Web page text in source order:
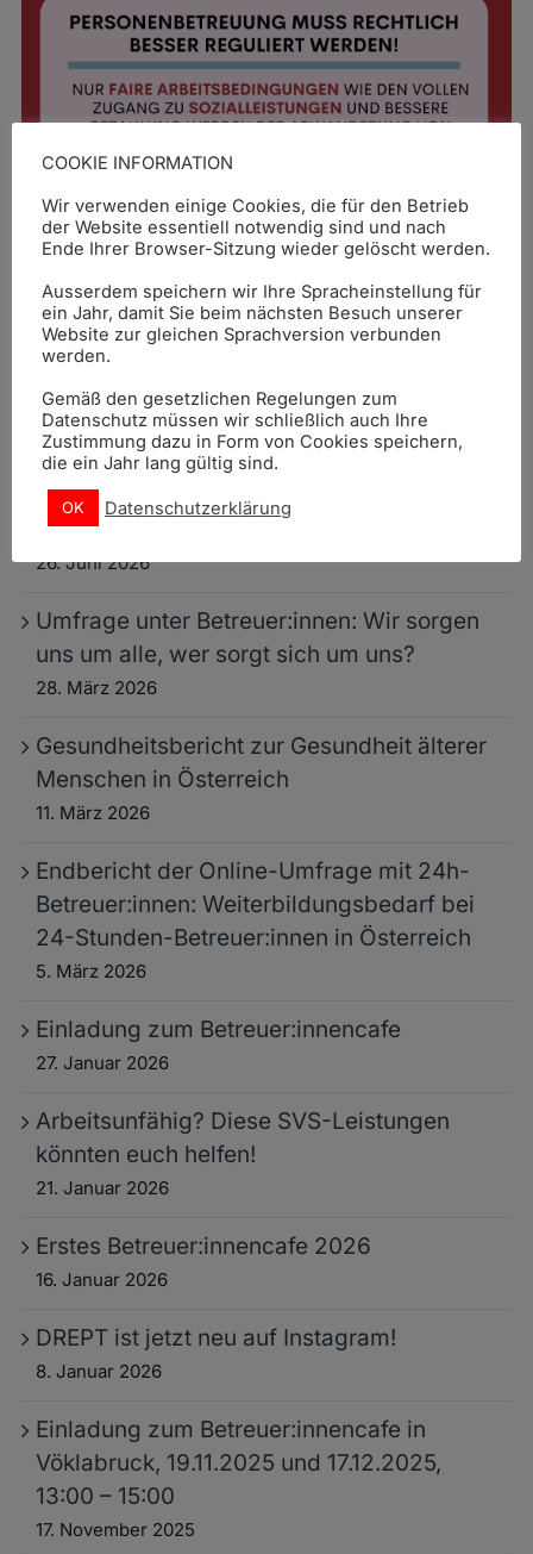
27-05-2025
News
IG24 – Laut und präsent vor dem
Sozialministerium in Wien!
26. Juni 2026
Umfrage unter Betreuer:innen: Wir sorgen
uns um alle, wer sorgt sich um uns?
28. März 2026
Gesundheitsbericht zur Gesundheit älterer
Menschen in Österreich
11. März 2026
Endbericht der Online-Umfrage mit 24h-
Betreuer:innen: Weiterbildungsbedarf bei
24-Stunden-Betreuer:innen in Österreich
5. März 2026
Einladung zum Betreuer:innencafe
27. Januar 2026
Arbeitsunfähig? Diese SVS-Leistungen
könnten euch helfen!
21. Januar 2026
Erstes Betreuer:innencafe 2026
16. Januar 2026
DREPT ist jetzt neu auf Instagram!
8. Januar 2026
Einladung zum Betreuer:innencafe in
Vöklabruck, 19.11.2025 und 17.12.2025,
13:00 – 15:00
17. November 2025
COOKIE INFORMATION
Wir verwenden einige Cookies, die für den Betrieb
der Website essentiell notwendig sind und nach
Ende Ihrer Browser-Sitzung wieder gelöscht werden.
Ausserdem speichern wir Ihre Spracheinstellung für
ein Jahr, damit Sie beim nächsten Besuch unserer
Website zur gleichen Sprachversion verbunden
werden.
Gemäß den gesetzlichen Regelungen zum
Datenschutz müssen wir schließlich auch Ihre
Zustimmung dazu in Form von Cookies speichern,
die ein Jahr lang gültig sind.
OK Datenschutzerklärung